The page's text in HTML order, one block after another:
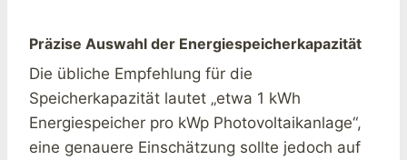
Präzise Auswahl der Energiespeicherkapazität
Die übliche Empfehlung für die
Speicherkapazität lautet „etwa 1 kWh
Energiespeicher pro kWp Photovoltaikanlage“,
eine genauere Einschätzung sollte jedoch auf